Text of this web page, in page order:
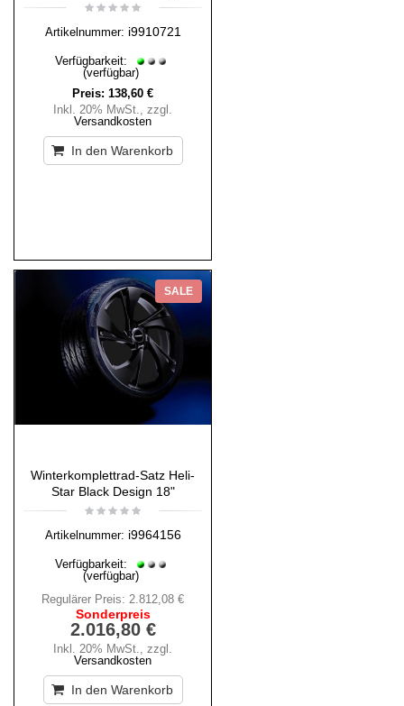
Artikelnummer: i9910721
Verfügbarkeit:
(verfügbar)
Preis: 138,60 €
Inkl. 20% MwSt., zzgl.
Versandkosten
In den Warenkorb
SALE
Winterkomplettrad-Satz Heli-
Star Black Design 18"
Artikelnummer: i9964156
Verfügbarkeit:
(verfügbar)
Regulärer Preis: 2.812,08 €
Sonderpreis
2.016,80 €
Inkl. 20% MwSt., zzgl.
Versandkosten
In den Warenkorb